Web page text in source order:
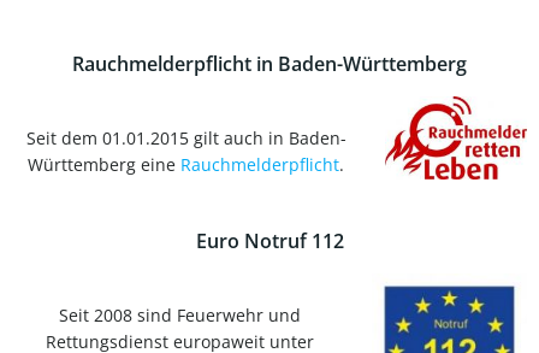
Rauchmelderpflicht in Baden-Württemberg
Seit dem 01.01.2015 gilt auch in Baden-
Württemberg eine Rauchmelderpflicht.
Euro Notruf 112
Seit 2008 sind Feuerwehr und
Rettungsdienst europaweit unter